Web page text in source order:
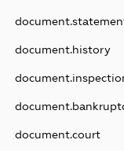
document.history
document.court